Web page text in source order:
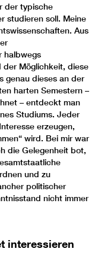
der typische
studieren soll. Meine
Aus
halbwegs
der Möglichkeit, diese
genau dieses an der
harten Semestern –
– entdeckt man
Studiums. Jeder
erzeugen,
wird. Bei mir war
die Gelegenheit bot,
und zu
politischer
nicht immer
interessieren